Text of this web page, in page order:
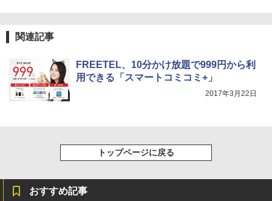
関連記事
FREETEL、10分かけ放題で999円から利
用できる「スマートコミコミ+」
2017年3月22日
トップページに戻る
おすすめ記事